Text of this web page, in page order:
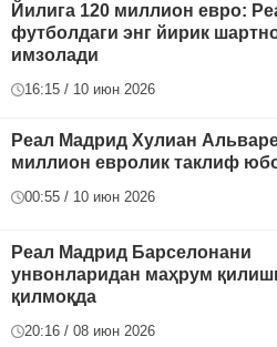
Йилига 120 миллион евро:
футболдаги энг йирик
имзолади
16:15 / 10 июн 2026
Реал Мадрид Хулиан
миллион евролик таклиф
00:55 / 10 июн 2026
Реал Мадрид Барселонани
унвонларидан маҳрум
қилмоқда
20:16 / 08 июн 2026